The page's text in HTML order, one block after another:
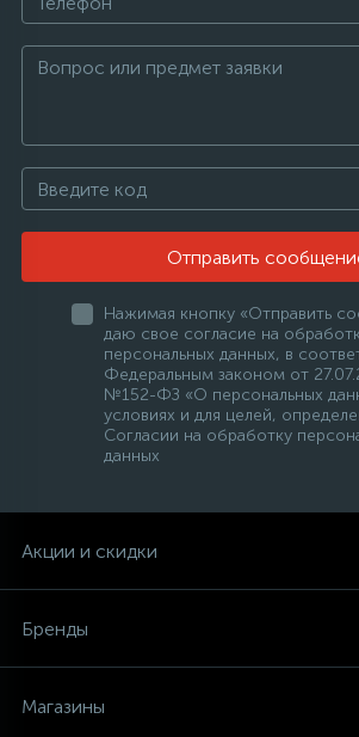
Отправить
Нажимая кнопку «Отправить
даю свое согласие на
персональных данных, в
Федеральным законом от
№152-ФЗ «О персональных
условиях и для целей,
Согласии на обработку
данных
Акции и скидки
Бренды
Магазины